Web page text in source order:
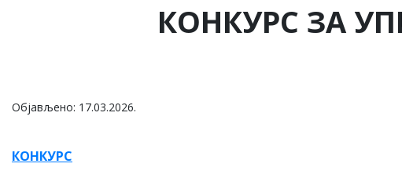
КОНКУРС ЗА
Објављено: 17.03.2026.
КОНКУРС